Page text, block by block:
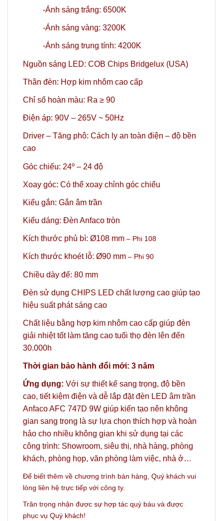
-Ánh sáng trắng: 6500K
-Ánh sáng vàng: 3200K
-Ánh sáng trung tính: 4200K
Nguồn sáng LED: COB Chips Bridgelux (USA)
Thân đèn: Hợp kim nhôm cao cấp
Chỉ số hoàn màu: Ra ≥ 90
Điện áp: 90V – 265V ~ 50Hz
Driver – Tăng phô: Cách ly an toàn điện – độ bền
cao
Góc chiếu: 24º – 24 độ
Xoay góc: Có thể xoay chỉnh góc chiếu
Kiểu gắn: Gắn âm trần
Kiểu dáng: Đèn Anfaco tròn
Kích thước phủ bì: Ø108 mm – Phi 108
Kích thước khoét lỗ: Ø90 mm – Phi 90
Chiều dày đế: 80 mm
Đèn sử dụng CHIPS LED chất lượng cao giúp tạo
hiệu suất phát sáng cao
Chất liệu bằng hợp kim nhôm cao cấp giúp đèn
giải nhiệt tốt làm tăng cao tuổi thọ đèn lên đến
30.000h
Thời gian bảo hành đổi mới: 3 năm
Ứng dụng: Với sự thiết kế sang trọng, độ bền
cao, tiết kiệm điện và dễ lắp đặt đèn LED âm trần
Anfaco AFC 747D 9W giúp kiến tạo nên không
gian sang trọng là sự lựa chọn thích hợp và hoàn
hảo cho nhiều không gian khi sử dụng tại các
công trình: Showroom, siêu thị, nhà hàng, phòng
khách, phòng họp, văn phòng làm việc, nhà ở…
Để biết thêm về chương trình bán hàng, Quý khách vui
lòng liên hệ trực tiếp với công ty.
Trân trọng nhận được sự hợp tác quý báu và được
phục vụ Quý khách!